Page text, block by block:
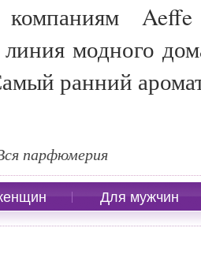
компаниям
модного
ранний
парфюмерия
Для мужчин